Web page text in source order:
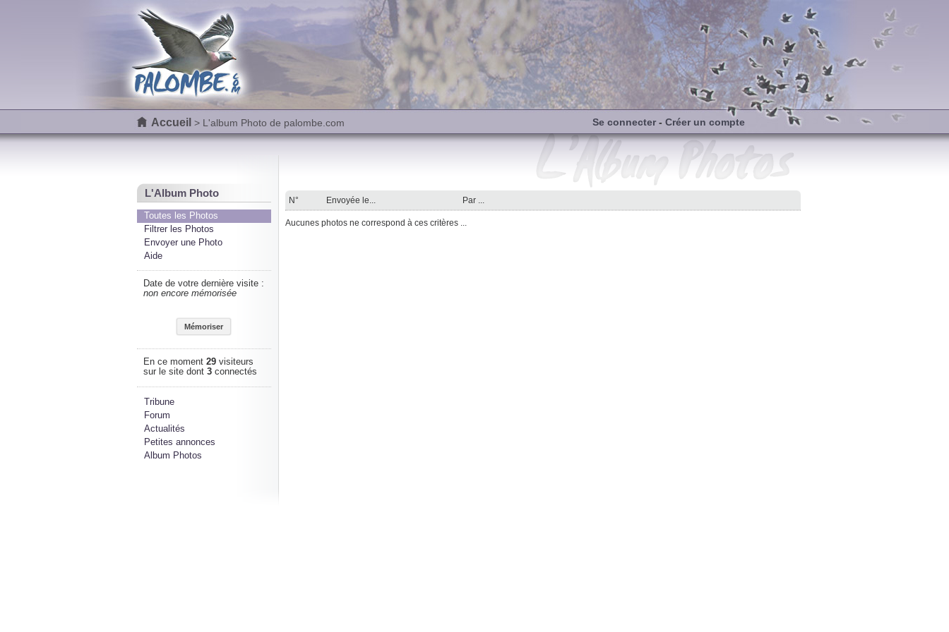
Accueil > L'album Photo de palombe.com Se connecter- Créer un compte
L'Album Photo
Toutes les Photos
Filtrer les Photos
Envoyer une Photo
Aide
Date de votre dernière visite :
non encore mémorisée
En ce moment 29visiteurs
sur le site dont 3connectés
Tribune
Forum
Actualités
Petites annonces
Album Photos
N° Envoyée le... Par ...
Aucunes photos ne correspond à ces critères ...